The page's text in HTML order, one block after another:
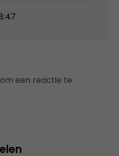
om een reactie te